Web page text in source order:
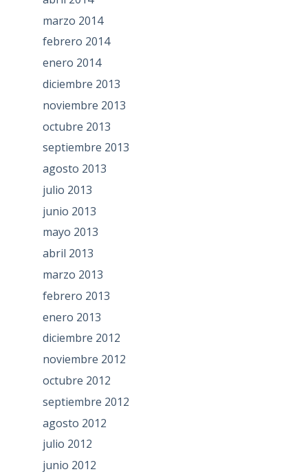
marzo 2014
febrero 2014
enero 2014
diciembre 2013
noviembre 2013
octubre 2013
septiembre 2013
agosto 2013
julio 2013
junio 2013
mayo 2013
abril 2013
marzo 2013
febrero 2013
enero 2013
diciembre 2012
noviembre 2012
octubre 2012
septiembre 2012
agosto 2012
julio 2012
junio 2012